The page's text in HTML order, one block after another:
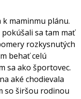
k maminmu plánu.
sa tam mať
rozkysnutých
behať celú
sa ako športovec.
aké chodievala
so širšou rodinou